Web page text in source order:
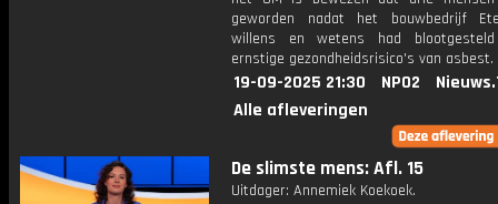
geworden nadat het bouwbedrijf
willens en wetens had
ernstige gezondheidsrisico's van asbest.
19-09-2025 21:30 NPO2
Alle afleveringen
De slimste mens: Afl. 15
Uitdager: Annemiek Koekoek.